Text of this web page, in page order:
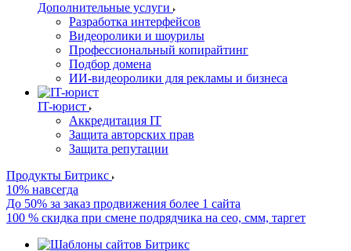
Дополнительные услуги
Разработка интерфейсов
Видеоролики и шоурилы
Профессиональный копирайтинг
Подбор домена
ИИ-видеоролики для рекламы и бизнеса
IT-юрист
Аккредитация IT
Защита авторских прав
Защита репутации
Продукты Битрикс
10% навсегда
До 50% за заказ продвижения более 1 сайта
100 % скидка при смене подрядчика на сео, смм, таргет